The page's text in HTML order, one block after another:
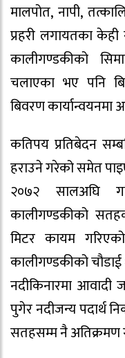
मालपोत, नापी,
प्रहरी लगायतका
कालीगण्डकीको
चलाएका भए पनि
बिवरण
कतिपय प्रतिबेदन
हराउने गरेको समेत
२०७२ सालअघि
कालीगण्डकीको
मिटर कायम
कालीगण्डकीको
नदीकिनारमा
पुगेर नदीजन्य पदार्थ
सतहसम्म नै अतिक्रमण